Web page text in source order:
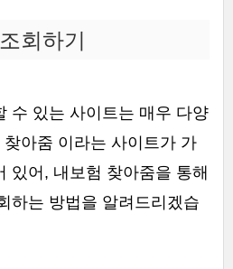
회하기
수 있는 사이트는 매우 다양
아줌 이라는 사이트가 가
있어, 내보험 찾아줌을 통해
하는 방법을 알려드리겠습